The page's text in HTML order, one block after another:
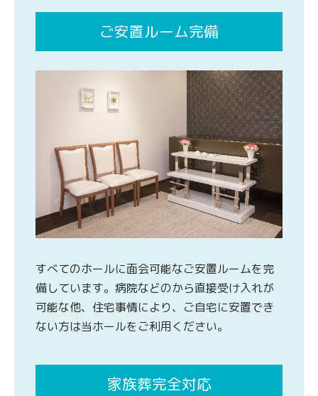
ご安置ルーム完備
すべてのホールに面会可能なご安置ルームを完
備しています。病院などのから直接受け入れが
可能な他、住宅事情により、ご自宅に安置でき
ない方は当ホールをご利用ください。
家族葬完全対応